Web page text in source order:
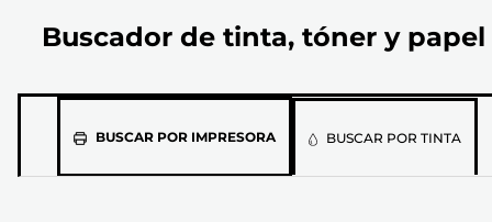
Buscador de tinta, tóner y papel
BUSCAR POR IMPRESORASeleccionaBUSCAR POR TINTA